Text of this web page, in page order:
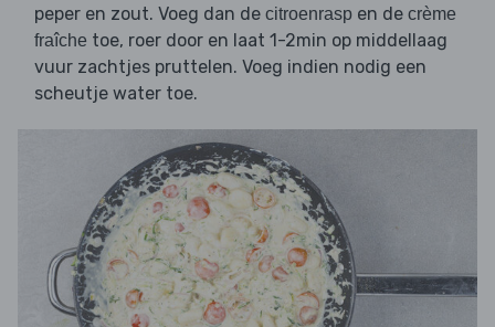
peper en zout. Voeg dan de citroenrasp en de crème
fraîche toe, roer door en laat 1-2min op middellaag
vuur zachtjes pruttelen. Voeg indien nodig een
scheutje water toe.